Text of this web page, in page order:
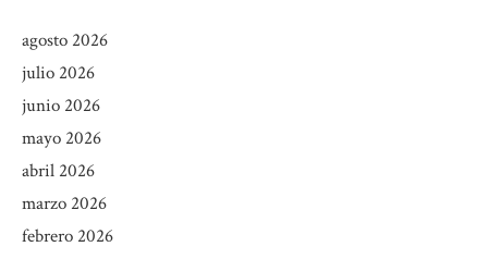
agosto 2026
julio 2026
junio 2026
mayo 2026
abril 2026
marzo 2026
febrero 2026